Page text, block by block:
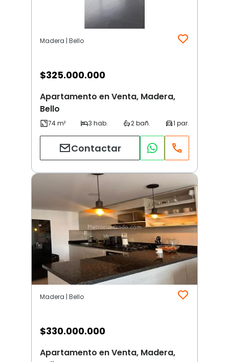
Madera | Bello
$325.000.000
Apartamento en Venta, Madera,
Bello
Contactar
Madera | Bello
$330.000.000
Apartamento en Venta, Madera,